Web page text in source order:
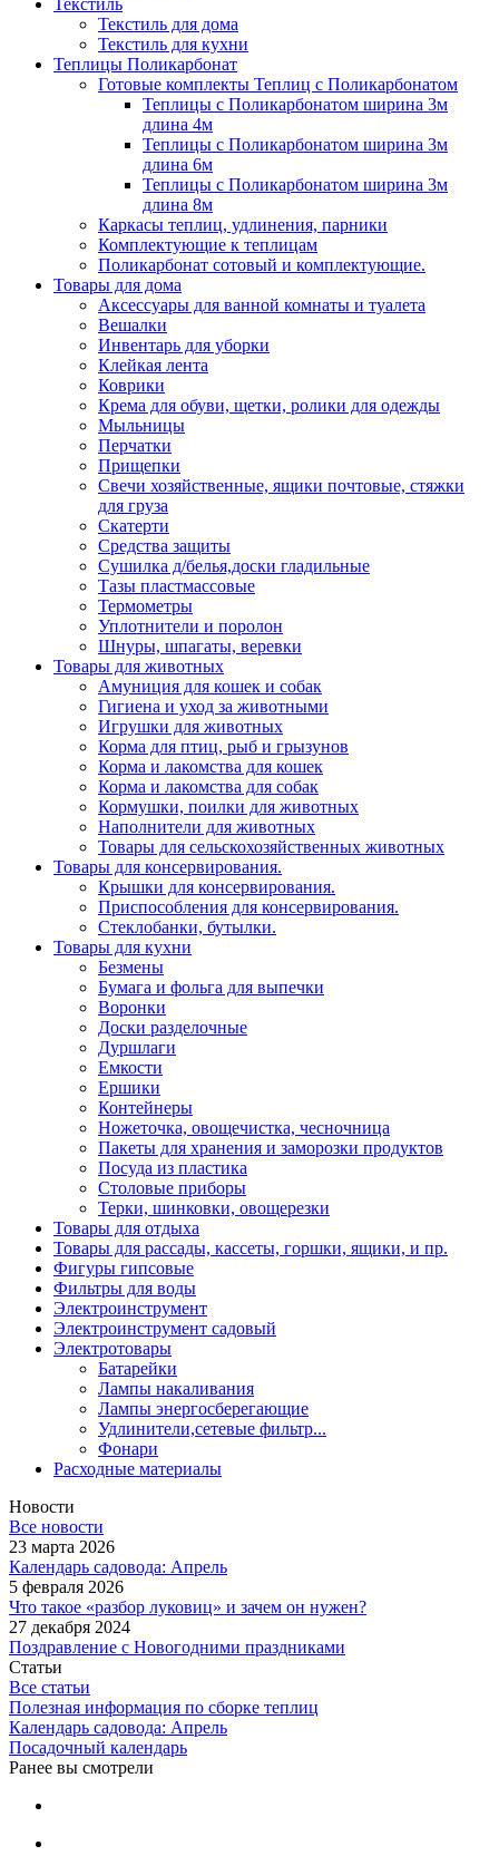
Текстиль
Текстиль для дома
Текстиль для кухни
Теплицы Поликарбонат
Готовые комплекты Теплиц с Поликарбонатом
Теплицы с Поликарбонатом ширина 3м
длина 4м
Теплицы с Поликарбонатом ширина 3м
длина 6м
Теплицы с Поликарбонатом ширина 3м
длина 8м
Каркасы теплиц, удлинения, парники
Комплектующие к теплицам
Поликарбонат сотовый и комплектующие.
Товары для дома
Аксессуары для ванной комнаты и туалета
Вешалки
Инвентарь для уборки
Клейкая лента
Коврики
Крема для обуви, щетки, ролики для одежды
Мыльницы
Перчатки
Прищепки
Свечи хозяйственные, ящики почтовые, стяжки
для груза
Скатерти
Средства защиты
Сушилка д/белья,доски гладильные
Тазы пластмассовые
Термометры
Уплотнители и поролон
Шнуры, шпагаты, веревки
Товары для животных
Амуниция для кошек и собак
Гигиена и уход за животными
Игрушки для животных
Корма для птиц, рыб и грызунов
Корма и лакомства для кошек
Корма и лакомства для собак
Кормушки, поилки для животных
Наполнители для животных
Товары для сельскохозяйственных животных
Товары для консервирования.
Крышки для консервирования.
Приспособления для консервирования.
Стеклобанки, бутылки.
Товары для кухни
Безмены
Бумага и фольга для выпечки
Воронки
Доски разделочные
Дуршлаги
Емкости
Ершики
Контейнеры
Ножеточка, овощечистка, чесночница
Пакеты для хранения и заморозки продуктов
Посуда из пластика
Столовые приборы
Терки, шинковки, овощерезки
Товары для отдыха
Товары для рассады, кассеты, горшки, ящики, и пр.
Фигуры гипсовые
Фильтры для воды
Электроинструмент
Электроинструмент садовый
Электротовары
Батарейки
Лампы накаливания
Лампы энергосберегающие
Удлинители,сетевые фильтр...
Фонари
Расходные материалы
Новости
Все новости
23 марта 2026
Календарь садовода: Апрель
5 февраля 2026
Что такое «разбор луковиц» и зачем он нужен?
27 декабря 2024
Поздравление с Новогодними праздниками
Статьи
Все статьи
Полезная информация по сборке теплиц
Календарь садовода: Апрель
Посадочный календарь
Ранее вы смотрели